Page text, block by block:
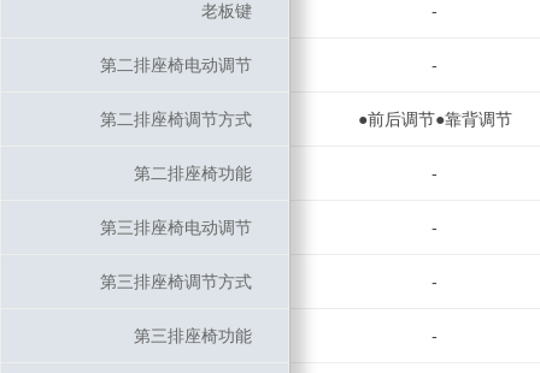
老板键 -
第二排座椅电动调节 -
第二排座椅调节方式 ●前后调节●靠背调节
第二排座椅功能 -
第三排座椅电动调节 -
第三排座椅调节方式 -
第三排座椅功能 -
老板键
第二排座椅电动调节
第二排座椅调节方式
第二排座椅功能
第三排座椅电动调节
第三排座椅调节方式
第三排座椅功能